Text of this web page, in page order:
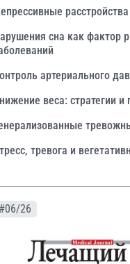
расстройства
сна как фактор
артериального
веса: стратегии и
тревога и
#06/26